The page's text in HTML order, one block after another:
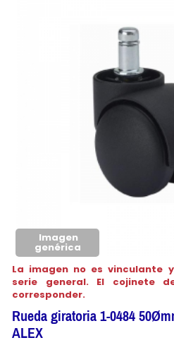
Imagen
genérica
La imagen no es vinculante
serie general. El cojinete
corresponder.
Rueda giratoria 1-0484
ALEX